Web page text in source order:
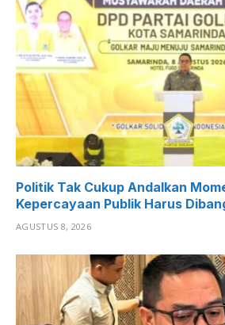
Politik Tak Cukup Andalkan
Kepercayaan Publik Harus
AGUSTUS 8, 2026